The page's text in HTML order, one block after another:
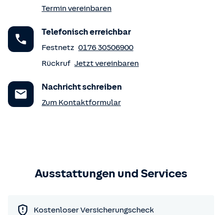
Termin vereinbaren
Telefonisch erreichbar
Festnetz 0176 30506900
Rückruf Jetzt vereinbaren
Nachricht schreiben
Zum Kontaktformular
Ausstattungen und Services
Kostenloser Versicherungscheck